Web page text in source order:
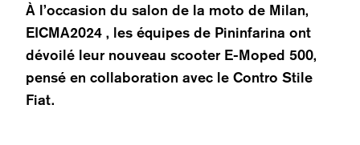
À l’occasion du salon de la moto de Milan,
EICMA2024 , les équipes de Pininfarina ont
dévoilé leur nouveau scooter E-Moped 500,
pensé en collaboration avec le Contro Stile
Fiat.